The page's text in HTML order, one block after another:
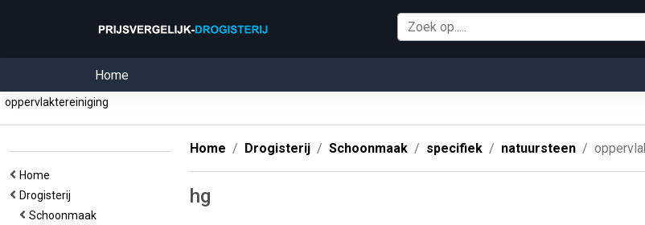
Home
oppervlaktereiniging
Home
Drogisterij
Schoonmaak
Home Drogisterij Schoonmaak specifiek natuursteen
hg